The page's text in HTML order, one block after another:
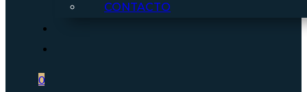
CONTACTO
0